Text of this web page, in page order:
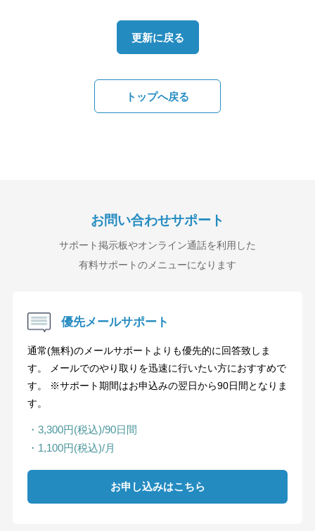
更新に戻る
トップへ戻る
お問い合わせサポート
サポート掲示板やオンライン通話を利用した
有料サポートのメニューになります
優先メールサポート
通常(無料)のメールサポートよりも優先的に回答致しま
す。 メールでのやり取りを迅速に行いたい方におすすめで
す。 ※サポート期間はお申込みの翌日から90日間となりま
す。
・3,300円(税込)/90日間
・1,100円(税込)/月
お申し込みはこちら